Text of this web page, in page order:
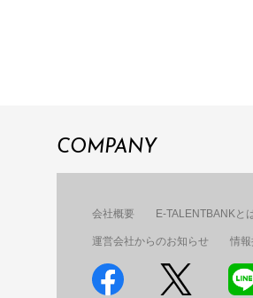
COMPANY
会社概要 E-TALENTBANKと
運営会社からのお知らせ 情